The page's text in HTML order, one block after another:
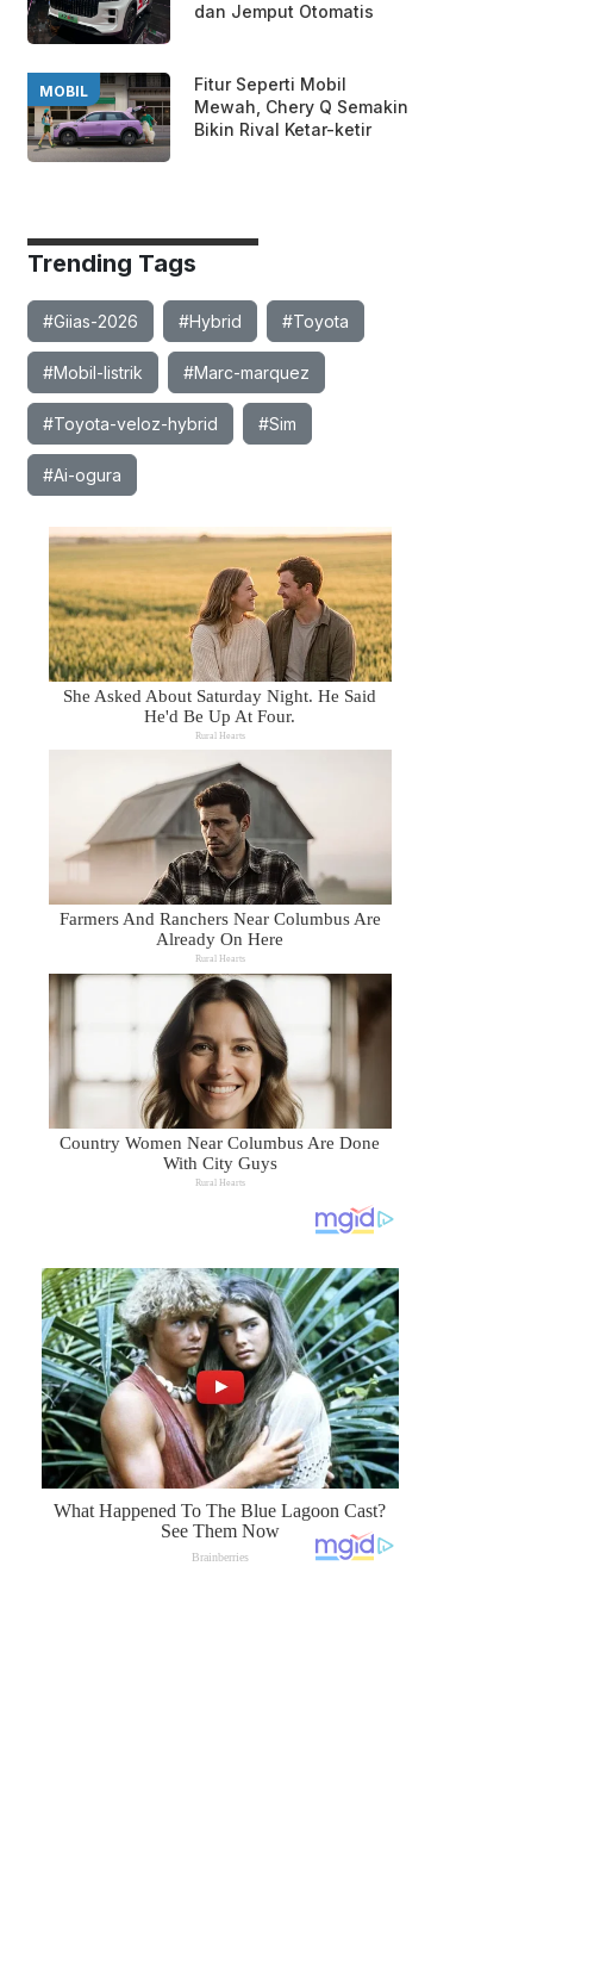
dan Jemput Otomatis
MOBIL
Fitur Seperti Mobil
Mewah, Chery Q Semakin
Bikin Rival Ketar-ketir
Trending Tags
#Giias-2026 #Hybrid #Toyota
#Mobil-listrik #Marc-marquez
#Toyota-veloz-hybrid #Sim
#Ai-ogura